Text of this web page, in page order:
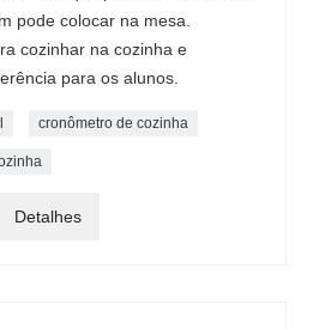
pode colocar na mesa.
cozinhar na cozinha e
para os alunos.
cronômetro de cozinha
Detalhes